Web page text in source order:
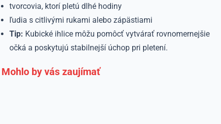
tvorcovia, ktorí pletú dlhé hodiny
ľudia s citlivými rukami alebo zápästiami
Tip: Kubické ihlice môžu pomôcť vytvárať rovnomernejšie
očká a poskytujú stabilnejší úchop pri pletení.
Mohlo by vás zaujímať